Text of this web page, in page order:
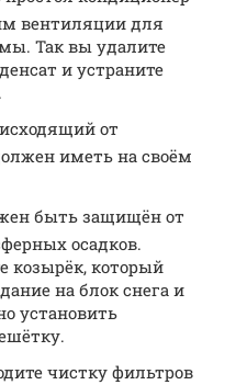
вентиляции для
Так вы удалите
и устраните
от
иметь на своём
быть защищён от
осадков.
козырёк, который
на блок снега и
установить
чистку фильтров